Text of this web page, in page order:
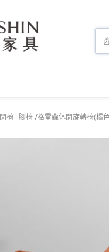
椅 | 腳椅 格雷森休閒旋轉椅(橘